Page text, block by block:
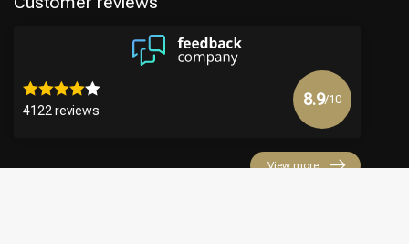
4122 reviews
8.9/10
View more